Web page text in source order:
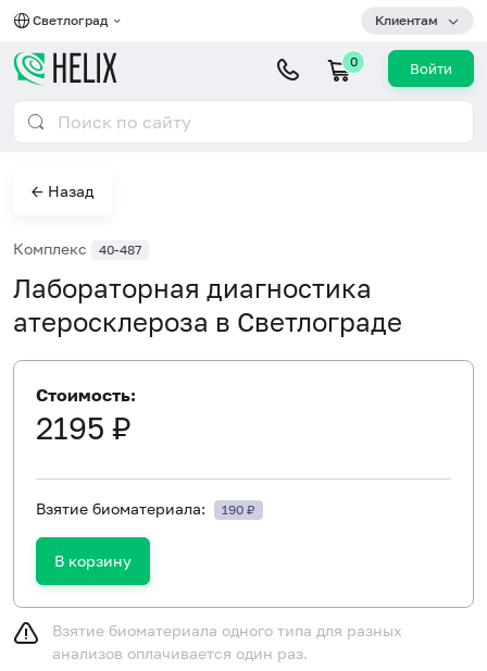
Светлоград Клиентам
0 Войти
← Назад
Комплекс 40-487
Лабораторная диагностика
атеросклероза в Светлограде
Стоимость:
2195 ₽
Взятие биоматериала: 190 ₽
В корзину
Взятие биоматериала одного типа для разных
анализов оплачивается один раз.